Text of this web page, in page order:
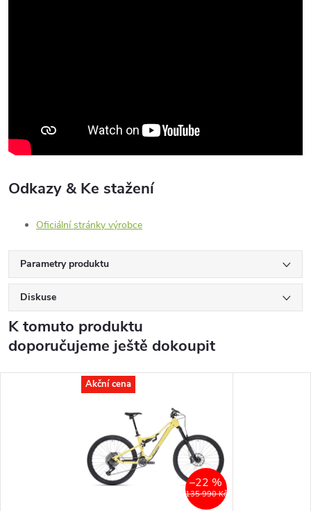
Odkazy & Ke stažení
Oficiální stránky výrobce
Parametry produktu
Diskuse
K tomuto produktu
doporučujeme ještě dokoupit
Akční cena
135 990 Kč
–22 %